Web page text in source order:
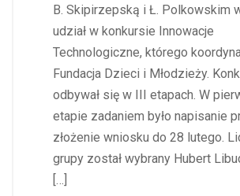
B. Skipirzepską i Ł. Polkowskim
udział w konkursie Innowacje
Technologiczne, którego
Fundacja Dzieci i Młodzieży.
odbywał się w III etapach. W
etapie zadaniem było napisanie
złożenie wniosku do 28 lutego.
grupy został wybrany Hubert
[…]